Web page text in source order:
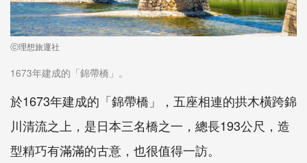
ⓒ理想旅運社
1673年建成的「錦帶橋」。
於1673年建成的「錦帶橋」，五座相連的拱木橫跨錦
川清流之上，是日本三名橋之一，總長193公尺，造
型精巧有滿滿的古意，也很值得一訪。